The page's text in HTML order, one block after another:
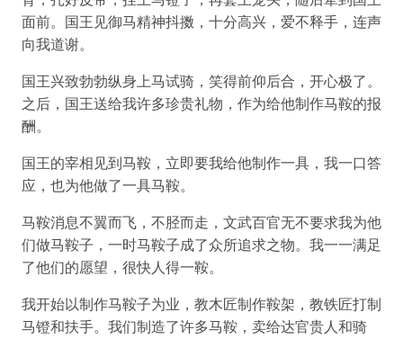
面前。国王见御马精神抖擞，十分高兴，爱不释手，连声
向我道谢。
国王兴致勃勃纵身上马试骑，笑得前仰后合，开心极了。
之后，国王送给我许多珍贵礼物，作为给他制作马鞍的报
酬。
国王的宰相见到马鞍，立即要我给他制作一具，我一口答
应，也为他做了一具马鞍。
马鞍消息不翼而飞，不胫而走，文武百官无不要求我为他
们做马鞍子，一时马鞍子成了众所追求之物。我一一满足
了他们的愿望，很快人得一鞍。
我开始以制作马鞍子为业，教木匠制作鞍架，教铁匠打制
马镫和扶手。我们制造了许多马鞍，卖给达官贵人和骑